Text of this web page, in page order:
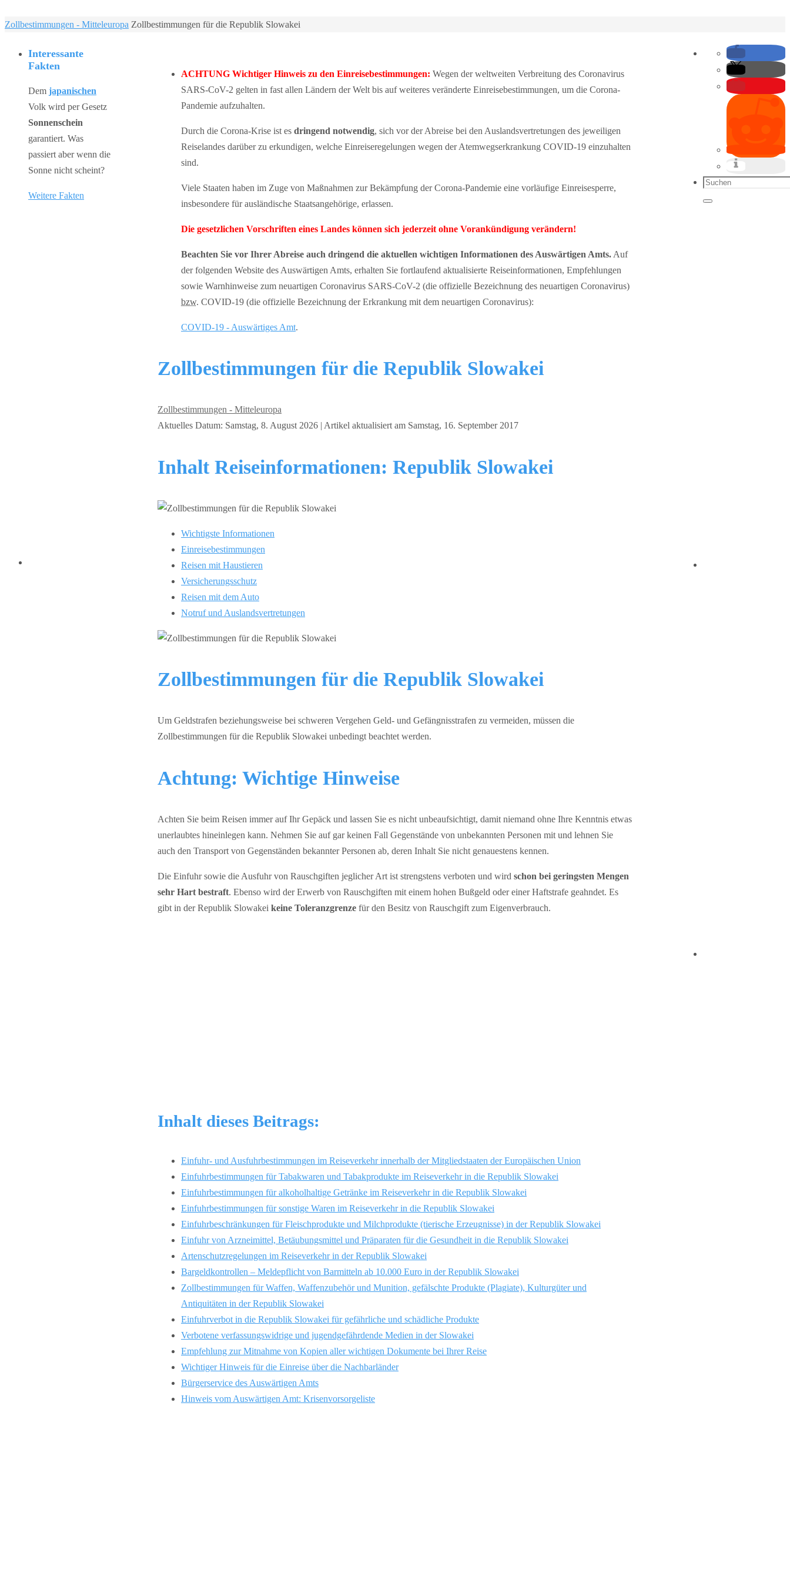
Home
Zollbestimmungen - Mitteleuropa Zollbestimmungen für die Republik Slowakei
ACHTUNG Wichtiger Hinweis zu den Einreisebestimmungen: Wegen der weltweiten Verbreitung des Coronavirus
SARS-CoV-2 gelten in fast allen Ländern der Welt bis auf weiteres veränderte Einreisebestimmungen, um die Corona-
Pandemie aufzuhalten.
Durch die Corona-Krise ist es dringend notwendig, sich vor der Abreise bei den Auslandsvertretungen des jeweiligen
Reiselandes darüber zu erkundigen, welche Einreiseregelungen wegen der Atemwegserkrankung COVID-19 einzuhalten
sind.
Viele Staaten haben im Zuge von Maßnahmen zur Bekämpfung der Corona-Pandemie eine vorläufige Einreisesperre,
insbesondere für ausländische Staatsangehörige, erlassen.
Die gesetzlichen Vorschriften eines Landes können sich jederzeit ohne Vorankündigung verändern!
Beachten Sie vor Ihrer Abreise auch dringend die aktuellen wichtigen Informationen des Auswärtigen Amts. Auf
der folgenden Website des Auswärtigen Amts, erhalten Sie fortlaufend aktualisierte Reiseinformationen, Empfehlungen
sowie Warnhinweise zum neuartigen Coronavirus SARS-CoV-2 (die offizielle Bezeichnung des neuartigen Coronavirus)
bzw. COVID-19 (die offizielle Bezeichnung der Erkrankung mit dem neuartigen Coronavirus):
COVID-19 - Auswärtiges Amt.
Zollbestimmungen für die Republik Slowakei
Zollbestimmungen - Mitteleuropa
Aktuelles Datum: Samstag, 8. August 2026 | Artikel aktualisiert am Samstag, 16. September 2017
Inhalt Reiseinformationen: Republik Slowakei
Wichtigste Informationen
Einreisebestimmungen
Reisen mit Haustieren
Versicherungsschutz
Reisen mit dem Auto
Notruf und Auslandsvertretungen
Zollbestimmungen für die Republik Slowakei
Um Geldstrafen beziehungsweise bei schweren Vergehen Geld- und Gefängnisstrafen zu vermeiden, müssen die
Zollbestimmungen für die Republik Slowakei unbedingt beachtet werden.
Achtung: Wichtige Hinweise
Achten Sie beim Reisen immer auf Ihr Gepäck und lassen Sie es nicht unbeaufsichtigt, damit niemand ohne Ihre Kenntnis etwas
unerlaubtes hineinlegen kann. Nehmen Sie auf gar keinen Fall Gegenstände von unbekannten Personen mit und lehnen Sie
auch den Transport von Gegenständen bekannter Personen ab, deren Inhalt Sie nicht genauestens kennen.
Die Einfuhr sowie die Ausfuhr von Rauschgiften jeglicher Art ist strengstens verboten und wird schon bei geringsten Mengen
sehr Hart bestraft. Ebenso wird der Erwerb von Rauschgiften mit einem hohen Bußgeld oder einer Haftstrafe geahndet. Es
gibt in der Republik Slowakei keine Toleranzgrenze für den Besitz von Rauschgift zum Eigenverbrauch.
Inhalt dieses Beitrags:
Einfuhr- und Ausfuhrbestimmungen im Reiseverkehr innerhalb der Mitgliedstaaten der Europäischen Union
Einfuhrbestimmungen für Tabakwaren und Tabakprodukte im Reiseverkehr in die Republik Slowakei
Einfuhrbestimmungen für alkoholhaltige Getränke im Reiseverkehr in die Republik Slowakei
Einfuhrbestimmungen für sonstige Waren im Reiseverkehr in die Republik Slowakei
Einfuhrbeschränkungen für Fleischprodukte und Milchprodukte (tierische Erzeugnisse) in der Republik Slowakei
Einfuhr von Arzneimittel, Betäubungsmittel und Präparaten für die Gesundheit in die Republik Slowakei
Artenschutzregelungen im Reiseverkehr in der Republik Slowakei
Bargeldkontrollen – Meldepflicht von Barmitteln ab 10.000 Euro in der Republik Slowakei
Zollbestimmungen für Waffen, Waffenzubehör und Munition, gefälschte Produkte (Plagiate), Kulturgüter und
Antiquitäten in der Republik Slowakei
Einfuhrverbot in die Republik Slowakei für gefährliche und schädliche Produkte
Verbotene verfassungswidrige und jugendgefährdende Medien in der Slowakei
Empfehlung zur Mitnahme von Kopien aller wichtigen Dokumente bei Ihrer Reise
Wichtiger Hinweis für die Einreise über die Nachbarländer
Bürgerservice des Auswärtigen Amts
Hinweis vom Auswärtigen Amt: Krisenvorsorgeliste
Interessante
Fakten
Dem japanischen
Volk wird per Gesetz
Sonnenschein
garantiert. Was
passiert aber wenn die
Sonne nicht scheint?
Weitere Fakten
Suchen
nach:
Suchen